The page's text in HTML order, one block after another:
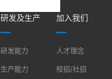
研发及生产
研发能力
生产能力
加入我们
人才理念
校招/社招